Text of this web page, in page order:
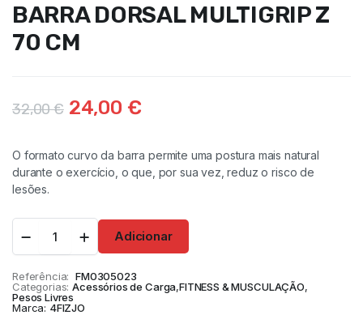
BARRA DORSAL MULTIGRIP Z
70 CM
32,00€ 24,00 €
O formato curvo da barra permite uma postura mais natural
durante o exercício, o que, por sua vez, reduz o risco de
lesões.
Adicionar
Referência: FM0305023
Categorias: Acessórios de Carga,FITNESS & MUSCULAÇÃO,
Pesos Livres
Marca: 4FIZJO